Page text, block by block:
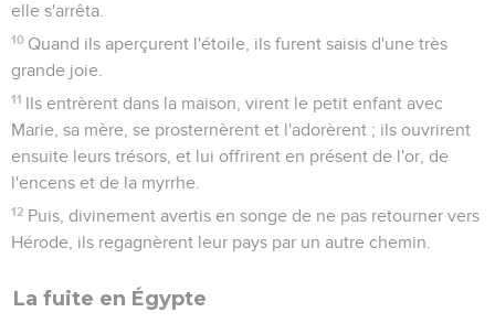
elle s'arrêta.
10 Quand ils aperçurent l'étoile, ils furent saisis d'une très
grande joie.
11 Ils entrèrent dans la maison, virent le petit enfant avec
Marie, sa mère, se prosternèrent et l'adorèrent ; ils ouvrirent
ensuite leurs trésors, et lui offrirent en présent de l'or, de
l'encens et de la myrrhe.
12 Puis, divinement avertis en songe de ne pas retourner vers
Hérode, ils regagnèrent leur pays par un autre chemin.
La fuite en Égypte